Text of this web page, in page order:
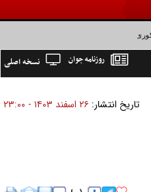
و رضا داوودنژاد: رضا کودک درون فعالی
نسخه اصلی روزنامه جوان
تاریخ انتشار: ۲۶ اسفند ۱۴۰۳ - ۲۳:۰۰